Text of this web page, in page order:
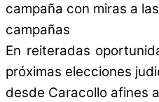
campaña con miras a
campañas
En reiteradas
próximas elecciones
desde Caracollo afines